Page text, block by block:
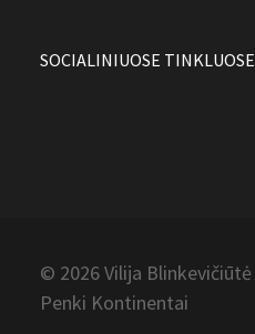
SOCIALINIUOSE TINKLUOSE
© 2026 Vilija Blinkevičiūtė
Penki Kontinentai